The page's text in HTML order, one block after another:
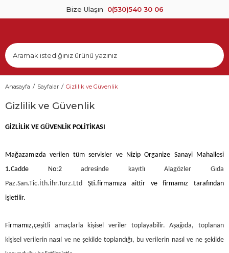
Bize Ulaşın 0(530)540 30 06
Anasayfa Sayfalar Gizlilik ve Güvenlik
Gizlilik ve Güvenlik
GİZLİLİK VE GÜVENLİK POLİTİKASI
Mağazamızda verilen tüm servisler ve Nizip Organize Sanayi Mahallesi
1.Cadde No:2adresinde kayıtlı Alagözler Gıda
Paz.San.Tic.İth.İhr.Turz.Ltd Şti.firmamıza aittir ve firmamız tarafından
işletilir.
Firmamız,çeşitli amaçlarla kişisel veriler toplayabilir. Aşağıda, toplanan
kişisel verilerin nasıl ve ne şekilde toplandığı, bu verilerin nasıl ve ne şekilde